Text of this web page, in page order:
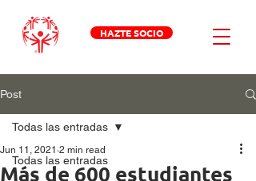
HAZTE SOCIO
Post
Todas las entradas
Todas las entradas
Más de 600 estudiantes
Jun 11, 2021 2 min read